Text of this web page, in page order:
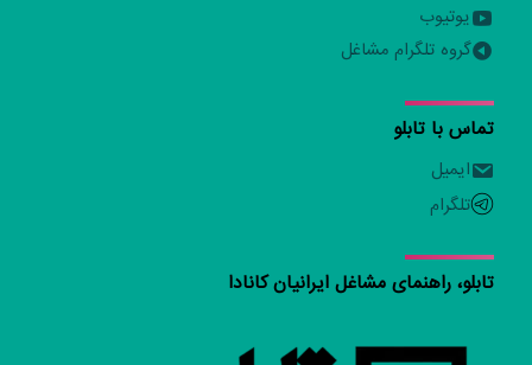
یوتیوب
گروه تلگرام مشاغل
تماس با تابلو
ایمیل
تلگرام
تابلو، راهنمای مشاغل ایرانیان کانادا